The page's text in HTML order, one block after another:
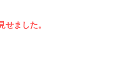
ました。